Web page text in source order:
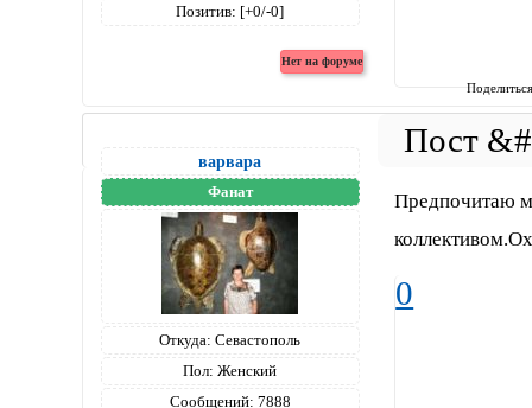
Позитив: [+0/-0]
варвара
Фанат
Откуда: Севастополь
Пол: Женский
Сообщений: 7888
Предпочитаю
0